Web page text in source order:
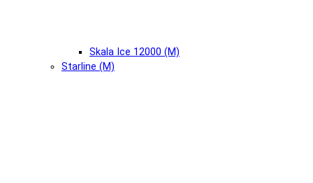
Skala Ice 12000 (М)
Starline (М)